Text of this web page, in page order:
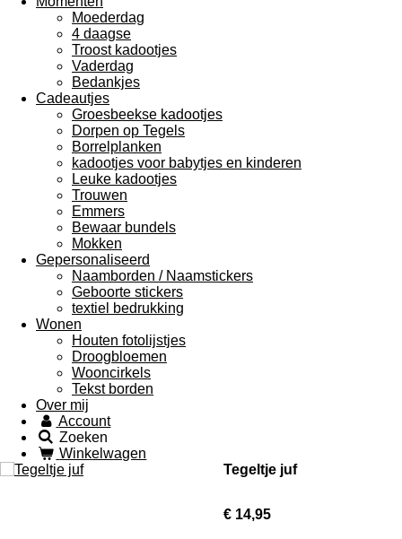
Moederdag
4 daagse
Troost kadootjes
Vaderdag
Bedankjes
Cadeautjes
Groesbeekse kadootjes
Dorpen op Tegels
Borrelplanken
kadootjes voor babytjes en kinderen
Leuke kadootjes
Trouwen
Emmers
Bewaar bundels
Mokken
Gepersonaliseerd
Naamborden / Naamstickers
Geboorte stickers
textiel bedrukking
Wonen
Houten fotolijstjes
Droogbloemen
Wooncirkels
Tekst borden
Over mij
Account
Zoeken
Winkelwagen
Tegeltje juf
€ 14,95